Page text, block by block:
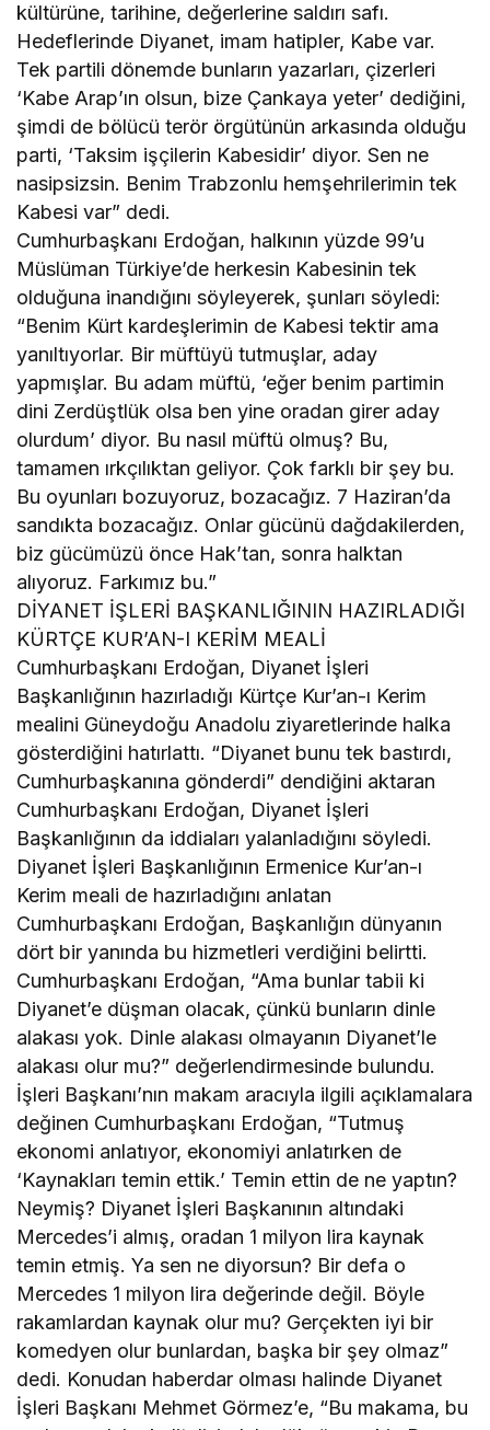
kültürüne, tarihine, değerlerine saldırı safı.
Hedeflerinde Diyanet, imam hatipler, Kabe var.
Tek partili dönemde bunların yazarları, çizerleri
‘Kabe Arap’ın olsun, bize Çankaya yeter’ dediğini,
şimdi de bölücü terör örgütünün arkasında olduğu
parti, ‘Taksim işçilerin Kabesidir’ diyor. Sen ne
nasipsizsin. Benim Trabzonlu hemşehrilerimin tek
Kabesi var” dedi.
Cumhurbaşkanı Erdoğan, halkının yüzde 99’u
Müslüman Türkiye’de herkesin Kabesinin tek
olduğuna inandığını söyleyerek, şunları söyledi:
“Benim Kürt kardeşlerimin de Kabesi tektir ama
yanıltıyorlar. Bir müftüyü tutmuşlar, aday
yapmışlar. Bu adam müftü, ‘eğer benim partimin
dini Zerdüştlük olsa ben yine oradan girer aday
olurdum’ diyor. Bu nasıl müftü olmuş? Bu,
tamamen ırkçılıktan geliyor. Çok farklı bir şey bu.
Bu oyunları bozuyoruz, bozacağız. 7 Haziran’da
sandıkta bozacağız. Onlar gücünü dağdakilerden,
biz gücümüzü önce Hak’tan, sonra halktan
alıyoruz. Farkımız bu.”
DİYANET İŞLERİ BAŞKANLIĞININ HAZIRLADIĞI
KÜRTÇE KUR’AN-I KERİM MEALİ
Cumhurbaşkanı Erdoğan, Diyanet İşleri
Başkanlığının hazırladığı Kürtçe Kur’an-ı Kerim
mealini Güneydoğu Anadolu ziyaretlerinde halka
gösterdiğini hatırlattı. “Diyanet bunu tek bastırdı,
Cumhurbaşkanına gönderdi” dendiğini aktaran
Cumhurbaşkanı Erdoğan, Diyanet İşleri
Başkanlığının da iddiaları yalanladığını söyledi.
Diyanet İşleri Başkanlığının Ermenice Kur’an-ı
Kerim meali de hazırladığını anlatan
Cumhurbaşkanı Erdoğan, Başkanlığın dünyanın
dört bir yanında bu hizmetleri verdiğini belirtti.
Cumhurbaşkanı Erdoğan, “Ama bunlar tabii ki
Diyanet’e düşman olacak, çünkü bunların dinle
alakası yok. Dinle alakası olmayanın Diyanet’le
alakası olur mu?” değerlendirmesinde bulundu.
İşleri Başkanı’nın makam aracıyla ilgili açıklamalara
değinen Cumhurbaşkanı Erdoğan, “Tutmuş
ekonomi anlatıyor, ekonomiyi anlatırken de
‘Kaynakları temin ettik.’ Temin ettin de ne yaptın?
Neymiş? Diyanet İşleri Başkanının altındaki
Mercedes’i almış, oradan 1 milyon lira kaynak
temin etmiş. Ya sen ne diyorsun? Bir defa o
Mercedes 1 milyon lira değerinde değil. Böyle
rakamlardan kaynak olur mu? Gerçekten iyi bir
komedyen olur bunlardan, başka bir şey olmaz”
dedi. Konudan haberdar olması halinde Diyanet
İşleri Başkanı Mehmet Görmez’e, “Bu makama, bu